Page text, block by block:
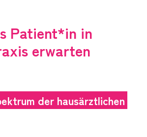
Patient*in in
erwarten
der hausärztlichen